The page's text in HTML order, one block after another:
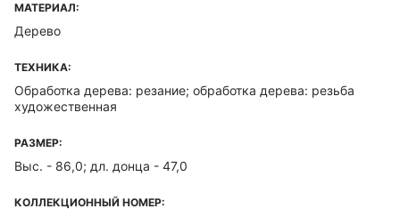
МАТЕРИАЛ:
Дерево
ТЕХНИКА:
Обработка дерева: резание; обработка дерева: резьба
художественная
РАЗМЕР:
Выс. - 86,0; дл. донца - 47,0
КОЛЛЕКЦИОННЫЙ НОМЕР: